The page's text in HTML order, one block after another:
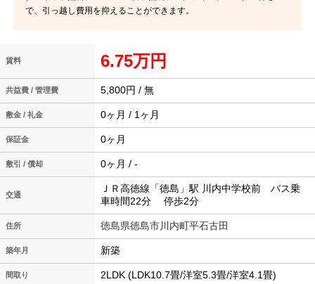
で、引っ越し費用を抑えることができます。
賃料 6.75万円
共益費 / 管理費 5,800円 / 無
敷金 / 礼金 0ヶ月 / 1ヶ月
保証金 0ヶ月
敷引 / 償却 0ヶ月 / -
交通
ＪＲ高徳線「徳島」駅 川内中学校前 バス乗
車時間22分 停歩2分
住所 徳島県徳島市川内町平石古田
築年月 新築
間取り 2LDK (LDK10.7畳/洋室5.3畳/洋室4.1畳)